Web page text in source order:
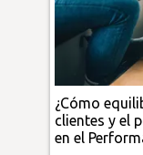
¿Cómo
clientes y el
en el